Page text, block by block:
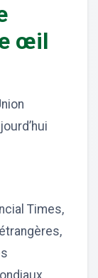
œil
Times,